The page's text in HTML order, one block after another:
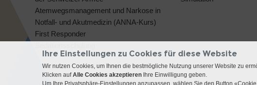
Atemwegsmanagement und Narkose in
Notfall- und Akutmedizin (ANNA-Kurs)
First Responder
Ihre Einstellungen zu Cookies für diese Website
Wir nutzen Cookies, um Ihnen die bestmögliche Nutzung unserer Website zu
Klicken aufAlle Cookies akzeptieren Ihre Einwilligung geben.
Um Ihre Privatsphäre-Einstellungen anzupassen, wählen Sie den Button